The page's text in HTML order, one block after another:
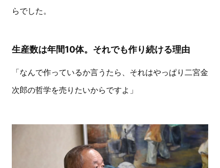
らでした。
生産数は年間10体。それでも作り続ける理由
「なんで作っているか言うたら、それはやっぱり二宮金
次郎の哲学を売りたいからですよ」